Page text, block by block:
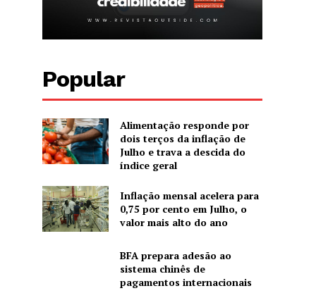
Popular
Alimentação responde por
dois terços da inflação de
Julho e trava a descida do
índice geral
Inflação mensal acelera para
0,75 por cento em Julho, o
valor mais alto do ano
BFA prepara adesão ao
sistema chinês de
pagamentos internacionais